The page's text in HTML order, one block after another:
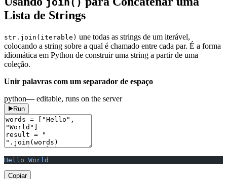
join()
Lista de Strings
str.join(iterable) une todas as strings de um iterável,
colocando a string sobre a qual é chamado entre cada par. É a forma
idiomática em Python de construir uma string a partir de uma
coleção.
Unir palavras com um separador de espaço
python— editable, runs on the server
Run
Hello World
Copiar